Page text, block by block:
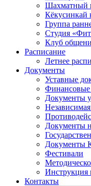
Шахматный
Кёкусинкай
Группа
Cтудия
Клуб
Расписание
Летнее
Документы
Уставные
Документы
Независимая
Документы
Документы
Фестивали
Контакты